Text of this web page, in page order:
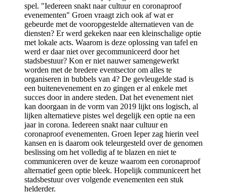
spel. "Iedereen snakt naar cultuur en coronaproof
evenementen" Groen vraagt zich ook af wat er
gebeurde met de vooropgestelde alternatieven van de
diensten? Er werd gekeken naar een kleinschalige optie
met lokale acts. Waarom is deze oplossing van tafel en
werd er daar niet over gecommuniceerd door het
stadsbestuur? Kon er niet nauwer samengewerkt
worden met de bredere eventsector om alles te
organiseren in bubbels van 4? De gevleugelde stad is
een buitenevenement en zo gingen er al enkele met
succes door in andere steden. Dat het evenement niet
kan doorgaan in de vorm van 2019 lijkt ons logisch, al
lijken alternatieve pistes wel degelijk een optie na een
jaar in corona. Iedereen snakt naar cultuur en
coronaproof evenementen. Groen Ieper zag hierin veel
kansen en is daarom ook teleurgesteld over de genomen
beslissing om het volledig af te blazen en niet te
communiceren over de keuze waarom een coronaproof
alternatief geen optie bleek. Hopelijk communiceert het
stadsbestuur over volgende evenementen een stuk
helderder.